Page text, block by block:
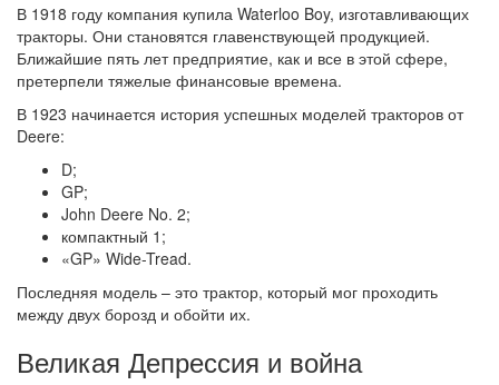
В 1918 году компания купила Waterloo Boy, изготавливающих
тракторы. Они становятся главенствующей продукцией.
Ближайшие пять лет предприятие, как и все в этой сфере,
претерпели тяжелые финансовые времена.
В 1923 начинается история успешных моделей тракторов от
Deere:
D;
GP;
John Deere No. 2;
компактный 1;
«GP» Wide-Tread.
Последняя модель – это трактор, который мог проходить
между двух борозд и обойти их.
Великая Депрессия и война